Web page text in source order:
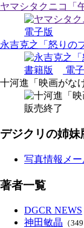
ヤマシタクニコ「
電子版
永吉克之「怒りの
書籍版
電
十河進「映画がな
販売終了
デジクリの姉
写真情報メー
著者一覧
DGCR NEWS
神田敏晶 （